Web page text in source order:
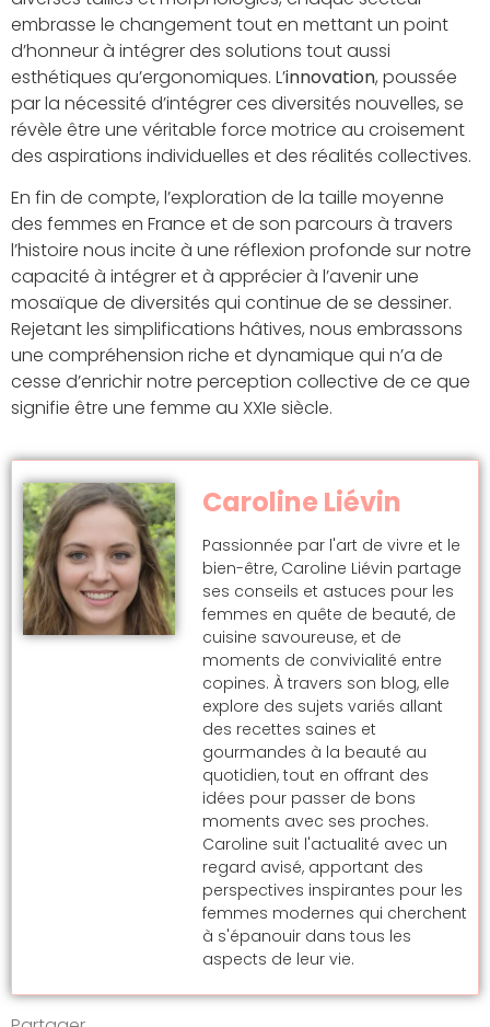
embrasse le changement tout en mettant un point
d’honneur à intégrer des solutions tout aussi
esthétiques qu’ergonomiques. L’innovation, poussée
par la nécessité d’intégrer ces diversités nouvelles, se
révèle être une véritable force motrice au croisement
des aspirations individuelles et des réalités collectives.
En fin de compte, l’exploration de la taille moyenne
des femmes en France et de son parcours à travers
l’histoire nous incite à une réflexion profonde sur notre
capacité à intégrer et à apprécier à l’avenir une
mosaïque de diversités qui continue de se dessiner.
Rejetant les simplifications hâtives, nous embrassons
une compréhension riche et dynamique qui n’a de
cesse d’enrichir notre perception collective de ce que
signifie être une femme au XXIe siècle.
Caroline Liévin
Passionnée par l'art de vivre et le
bien-être, Caroline Liévin partage
ses conseils et astuces pour les
femmes en quête de beauté, de
cuisine savoureuse, et de
moments de convivialité entre
copines. À travers son blog, elle
explore des sujets variés allant
des recettes saines et
gourmandes à la beauté au
quotidien, tout en offrant des
idées pour passer de bons
moments avec ses proches.
Caroline suit l'actualité avec un
regard avisé, apportant des
perspectives inspirantes pour les
femmes modernes qui cherchent
à s'épanouir dans tous les
aspects de leur vie.